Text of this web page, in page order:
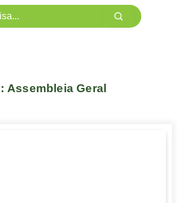
Assembleia Geral